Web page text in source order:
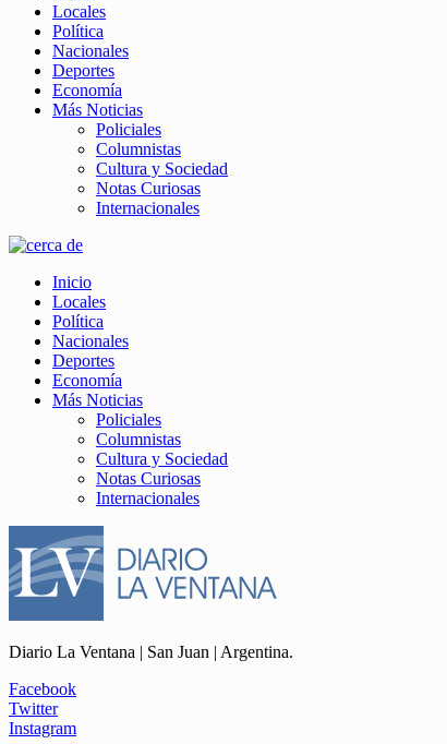
Locales
Política
Nacionales
Deportes
Economía
Más Noticias
Policiales
Columnistas
Cultura y Sociedad
Notas Curiosas
Internacionales
Inicio
Locales
Política
Nacionales
Deportes
Economía
Más Noticias
Policiales
Columnistas
Cultura y Sociedad
Notas Curiosas
Internacionales
Diario La Ventana | San Juan | Argentina.
Facebook
Twitter
Instagram